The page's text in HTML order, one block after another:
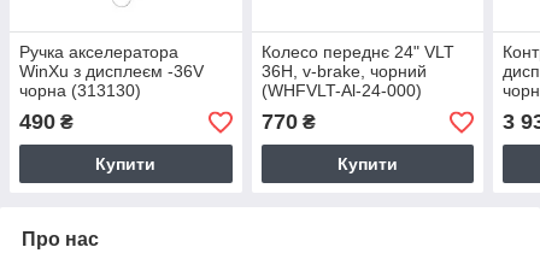
Ручка акселератора
WinXu з дисплеєм -36V
чорна (313130)
490 ₴
Купити
Колесо переднє 24" VLT
36H, v-brake, чорний
(WHFVLT-Al-24-000)
770₴
Купити
3
Про нас